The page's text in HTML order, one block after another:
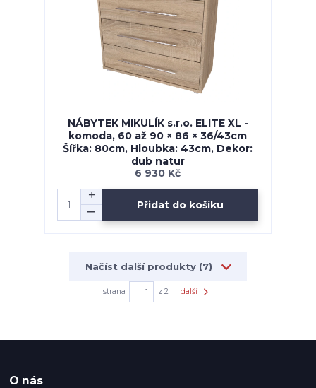
NÁBYTEK MIKULÍK s.r.o. ELITE XL -
komoda, 60 až 90 × 86 × 36/43cm
Šířka: 80cm, Hloubka: 43cm, Dekor:
dub natur
6 930 Kč
Přidat do košíku
Načíst další produkty (7)
strana z 2 další
O nás